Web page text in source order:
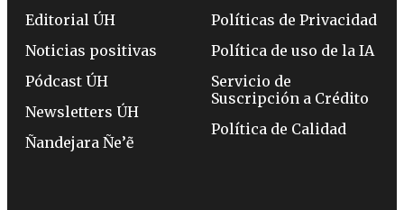
Editorial ÚH
Noticias positivas
Pódcast ÚH
Newsletters ÚH
Ñandejara Ñe’ẽ
Políticas de Privacidad
Política de uso de la IA
Servicio de
Suscripción a Crédito
Política de Calidad